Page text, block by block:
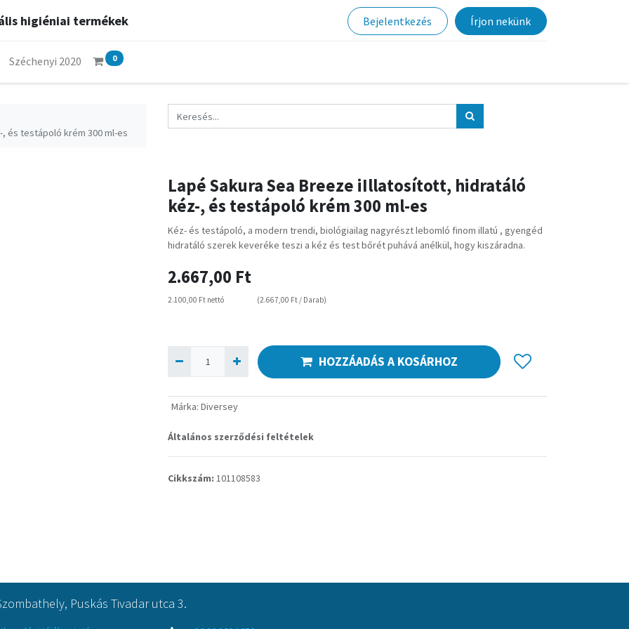
higiéniai termékek Bejelentkezés Írjon nekünk
Széchenyi 2020 0
és testápoló krém 300 ml-es
Lapé Sakura Sea Breeze iIllatosított, hidratáló
kéz-, és testápoló krém 300 ml-es
Kéz- és testápoló, a modern trendi, biológiailag nagyrészt lebomló finom illatú , gyengéd
hidratáló szerek keveréke teszi a kéz és test bőrét puhává anélkül, hogy kiszáradna.
2.667,00 Ft
2.100,00 Ft nettó (2.667,00 Ft / Darab)
HOZZÁADÁS A KOSÁRHOZ
Márka: Diversey
Általános szerződési feltételek
Cikkszám: 101108583
Puskás Tivadar utca 3.